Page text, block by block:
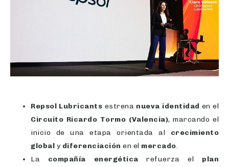
Repsol Lubricants estrena nueva identidad en el
Circuito Ricardo Tormo (Valencia), marcando el
inicio de una etapa orientada al crecimiento
global y diferenciación en el mercado.
La compañía energética refuerza el plan